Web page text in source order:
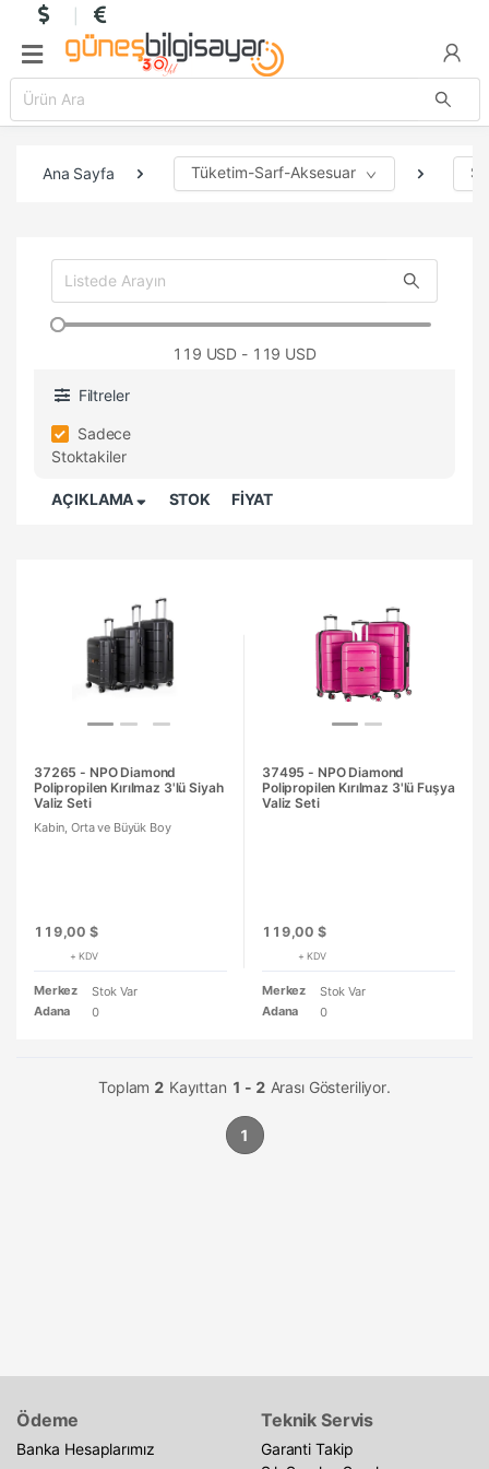
Ana Sayfa Tüketim-Sarf-Aksesuar
119 USD - 119 USD
Filtreler
Sadece
Stoktakiler
AÇIKLAMA STOK FİYAT
37265 - NPO Diamond
Polipropilen Kırılmaz 3'lü Siyah
Valiz Seti
Kabin, Orta ve Büyük Boy
119,00 $
+ KDV
Merkez
Stok Var
Adana
0
37495 - NPO Diamond
Polipropilen Kırılmaz 3'lü Fuşya
Valiz Seti
119,00 $
+ KDV
Merkez
Stok Var
Adana
0
Toplam 2 Kayıttan 1 - 2 Arası Gösteriliyor.
1
Ödeme
Banka Hesaplarımız
Teknik Servis
Garanti Takip